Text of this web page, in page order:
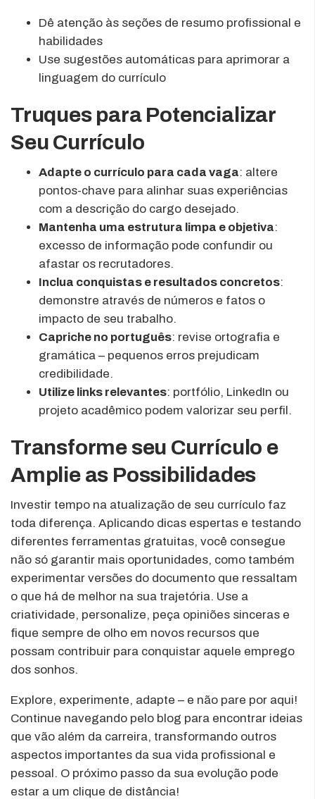
Dê atenção às seções de resumo profissional e
habilidades
Use sugestões automáticas para aprimorar a
linguagem do currículo
Truques para Potencializar
Seu Currículo
Adapte o currículo para cada vaga: altere
pontos-chave para alinhar suas experiências
com a descrição do cargo desejado.
Mantenha uma estrutura limpa e objetiva:
excesso de informação pode confundir ou
afastar os recrutadores.
Inclua conquistas e resultados concretos:
demonstre através de números e fatos o
impacto de seu trabalho.
Capriche no português: revise ortografia e
gramática – pequenos erros prejudicam
credibilidade.
Utilize links relevantes: portfólio, LinkedIn ou
projeto acadêmico podem valorizar seu perfil.
Transforme seu Currículo e
Amplie as Possibilidades
Investir tempo na atualização de seu currículo faz
toda diferença. Aplicando dicas espertas e testando
diferentes ferramentas gratuitas, você consegue
não só garantir mais oportunidades, como também
experimentar versões do documento que ressaltam
o que há de melhor na sua trajetória. Use a
criatividade, personalize, peça opiniões sinceras e
fique sempre de olho em novos recursos que
possam contribuir para conquistar aquele emprego
dos sonhos.
Explore, experimente, adapte – e não pare por aqui!
Continue navegando pelo blog para encontrar ideias
que vão além da carreira, transformando outros
aspectos importantes da sua vida profissional e
pessoal. O próximo passo da sua evolução pode
estar a um clique de distância!